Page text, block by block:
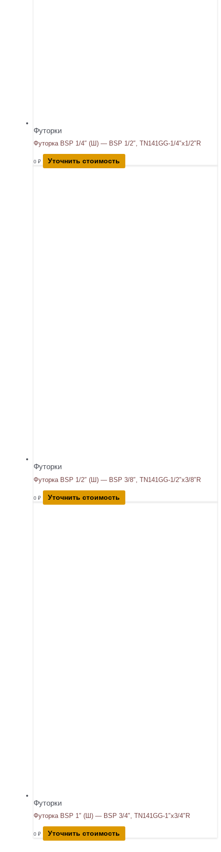
Футорки
Футорка BSP 1/4″ (Ш) — BSP 1/2″, TN141GG-1/4″x1/2″R
0 ₽ Уточнить стоимость
Футорки
Футорка BSP 1/2″ (Ш) — BSP 3/8″, TN141GG-1/2″x3/8″R
0 ₽ Уточнить стоимость
Футорки
Футорка BSP 1″ (Ш) — BSP 3/4″, TN141GG-1″x3/4″R
0 ₽ Уточнить стоимость